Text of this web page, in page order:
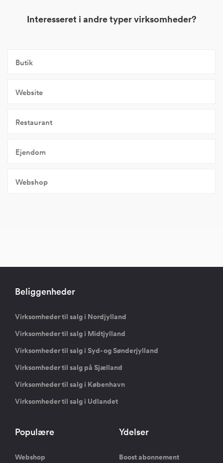
Interesseret i andre typer virksomheder?
Butik
Website
Restaurant
Ejendom
Webshop
Beliggenheder
Virksomheder til salg i Nordjylland
Virksomheder til salg i Midtjylland
Virksomheder til salg i Syd- og Sønderjylland
Virksomheder til salg på Sjælland
Virksomheder til salg i København
Virksomheder til salg i Udlandet
Populære
Webshop
Ydelser
Boost abonnement